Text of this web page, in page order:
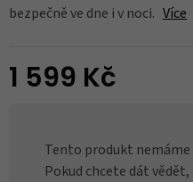
bezpečně ve dne i v noci. Více
1 599 Kč
Tento produkt
Pokud chcete dát